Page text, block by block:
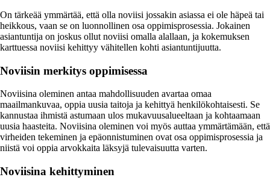
On tärkeää ymmärtää, että olla noviisi jossakin asiassa ei ole häpeä tai
heikkous, vaan se on luonnollinen osa oppimisprosessia. Jokainen
asiantuntija on joskus ollut noviisi omalla alallaan, ja kokemuksen
karttuessa noviisi kehittyy vähitellen kohti asiantuntijuutta.
Noviisin merkitys oppimisessa
Noviisina oleminen antaa mahdollisuuden avartaa omaa
maailmankuvaa, oppia uusia taitoja ja kehittyä henkilökohtaisesti. Se
kannustaa ihmistä astumaan ulos mukavuusalueeltaan ja kohtaamaan
uusia haasteita. Noviisina oleminen voi myös auttaa ymmärtämään, että
virheiden tekeminen ja epäonnistuminen ovat osa oppimisprosessia ja
niistä voi oppia arvokkaita läksyjä tulevaisuutta varten.
Noviisina kehittyminen